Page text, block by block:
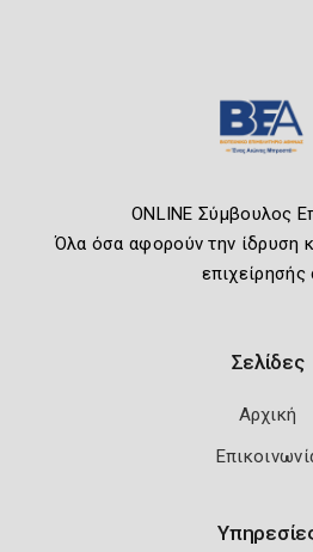
ONLINE Σύμβουλος
Όλα όσα αφορούν την ίδρυση
επιχείρησής
Σελίδες
Αρχική